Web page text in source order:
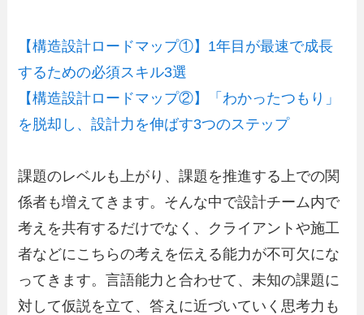
【構造設計ロードマップ①】1年目が最速で成長
するための必須スキル3選
【構造設計ロードマップ②】「わかったつもり」
を脱却し、設計力を伸ばす3つのステップ
課題のレベルも上がり、課題を推進する上での関
係者も増えてきます。そんな中で設計チーム内で
考えを共有するだけでなく、クライアントや施工
者などにこちらの考えを伝える能力が不可欠にな
ってきます。言語能力と合わせて、未知の課題に
対して仮説を立て、答えに近づいていく思考力も